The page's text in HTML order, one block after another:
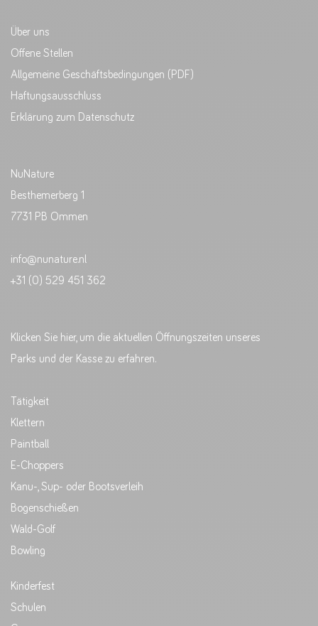
Über uns
Offene Stellen
Allgemeine Geschäftsbedingungen (PDF)
Haftungsausschluss
Erklärung zum Datenschutz
NuNature
Besthemerberg 1
7731 PB Ommen
info@nunature.nl
+31 (0) 529 451 362
Klicken Sie hier, um die aktuellen Öffnungszeiten unseres
Parks und der Kasse zu erfahren.
Tätigkeit
Klettern
Paintball
E-Choppers
Kanu-, Sup- oder Bootsverleih
Bogenschießen
Wald-Golf
Bowling
Kinderfest
Schulen